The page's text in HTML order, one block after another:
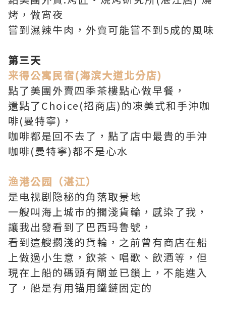
烤，做宵夜
嘗到濕辣牛肉，外賣可能嘗不到5成的風味
第三天
来得公寓民宿(海滨大道北分店)
點了美團外賣四季茶樓點心做早餐，
還點了Choice(招商店)的凍美式和手沖咖
啡(曼特寧)，
咖啡都是回不去了，點了店中最貴的手沖
咖啡(曼特寧)都不是心水
渔港公园（湛江）
是电视剧隐秘的角落取景地
一艘叫海上城市的擱淺貨輪，感染了我，
讓我出發看到了巴西玛鲁號，
看到這艘擱淺的貨輪，之前曾有商店在船
上做過小生意，飲茶、唱歌、飲酒等，但
現在上船的碼頭有閘並已鎖上，不能進入
了，船是有用锚用鐵鏈固定的